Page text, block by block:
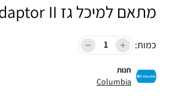
מתאם למיכל גז Gas Adaptor II
כמות:
חנות
Columbia